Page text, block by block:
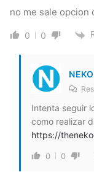
no me sale opcion
0 0
NEKO
Intenta seguir
como realizar
https://
0 0